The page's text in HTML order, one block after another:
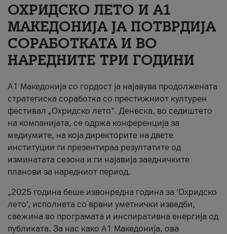
#ПодобарОнлајн
ОХРИДСКО ЛЕТО И A1
МАКЕДОНИЈА ЈА ПОТВРДИЈА
СОРАБОТКАТА И ВО
НАРЕДНИТЕ ТРИ ГОДИНИ
A1 Македонија со гордост ја најавува продолжената
стратегиска соработка со престижниот културен
фестивал „Охридско лето“. Денеска, во седиштето
на компанијата, се одржа конференција за
медиумите, на која директорите на двете
институции ги презентираа резултатите од
изминатата сезона и ги најавија заедничките
планови за наредниот период.
„2025 година беше извонредна година за ‘Охридско
лето’, исполнета со врвни уметнички изведби,
свежина во програмата и инспиративна енергија од
публиката. За нас како A1 Македонија, ова